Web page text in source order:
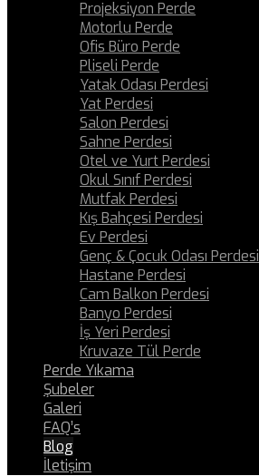
Projeksiyon Perde
Motorlu Perde
Ofis Büro Perde
Pliseli Perde
Yatak Odası Perdesi
Yat Perdesi
Salon Perdesi
Sahne Perdesi
Otel ve Yurt Perdesi
Okul Sınıf Perdesi
Mutfak Perdesi
Kış Bahçesi Perdesi
Ev Perdesi
Genç & Çocuk Odası Perdesi
Hastane Perdesi
Cam Balkon Perdesi
Banyo Perdesi
İş Yeri Perdesi
Kruvaze Tül Perde
Perde Yıkama
Şubeler
Galeri
FAQ’s
Blog
İletişim